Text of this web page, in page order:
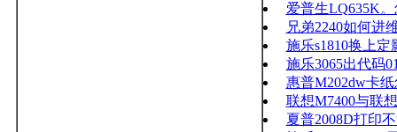
爱普生LQ635K
兄弟2240如何进
施乐s1810换上定
施乐3065出代码
惠普M202dw卡
联想M7400与联
夏普2008D打印